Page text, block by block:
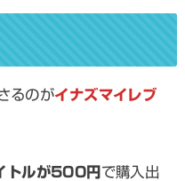
るのがイナズマイレブ
トルが500円 で購入出